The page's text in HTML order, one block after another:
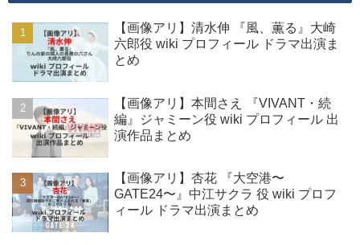
【画像アリ】清水伸 『風、薫る』大崎
六郎役 wiki プロフィール ドラマ出演ま
とめ
【画像アリ】本間さえ 『VIVANT・続
編』ジャミーン役 wiki プロフィール 出
演作品まとめ
【画像アリ】杏花 『大空港〜
GATE24〜』中江サクラ 役 wiki プロフ
ィール ドラマ出演まとめ